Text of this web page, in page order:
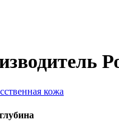
кожа
глубина